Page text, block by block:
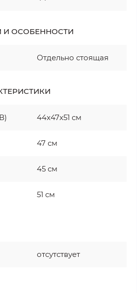
И ОСОБЕННОСТИ
Отдельно стоящая
44x47x51 см
47 см
45 см
51 см
отсутствует